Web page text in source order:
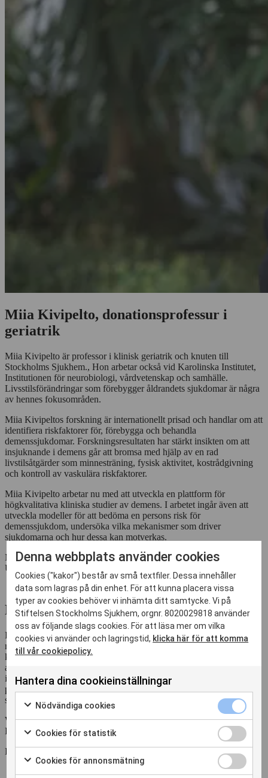
Miia Kivipelto, donationsprofessur i
geriatrik
Miia Kivipelto är professor i klinisk geriatrik och knuten till
Stockholms Sjukhem., Hon arbetar också vid Karolinska Institutet,
Institutionen för neurobiologi, vårdvetenskap och samhälle.
Livsstilsförändringar som förebygger åldrandets sjukdomar är några
av hennes fokusområden.
Miia Kivipeltos forskning är internationellt prisad och handlar om att
identifiera riskfaktorer för, förebygga och behandla
demenssjukdomar. Forskningsresultaten har stärkt insikten om att
insjuknande i demens går att bromsa med hjälp av en rad
livstilsåtgärder som minnesträning, fysisk aktivitet, kostrådgivning
och kontroll av vaskulära riskfaktorer.
Miia Kivipelto arbetar nu med att utveckla en plattform för
högkvalitativa kliniska studier av demens. I arbetet ingår även att
utveckla modeller för att bedöma en persons risk för
demenssjukdom, undersöka vilka mekanismer som driver
sjukdomarna och hur dessa kan motverkas.
Miia Kivipelto är även FoU-chef för Tema Åldrande på Karolinska
Universitetssjukhuset.
FINGERS
Regeringen har beslutat under 2026 om en satsning på drygt 58
miljoner kronor för att stärka kvaliteten i demensvården, öka
kunskapen om demenssjukdomar och utveckla det förebyggande
arbetet för hjärnhälsa. En central del i satsningen är att sprida och
implementera den evidensbaserade FINGER-modellen, som bygger
på forskning om hur livsstilsfaktorer kan minska risken för kognitiv
svikt.
Webbredaktör: Mariana Lind
Dela sidan
Dela sidan
Denna webbplats använder cookies
Cookies ("kakor") består av små textfiler. Dessa innehåller
data som lagras på din enhet. För att kunna placera vissa
typer av cookies behöver vi inhämta ditt samtycke. Vi på
Stiftelsen Stockholms Sjukhem, orgnr. 8020029818 använder
oss av följande slags cookies. För att läsa mer om vilka
cookies vi använder och lagringstid, klicka här för att komma
till vår cookiepolicy.
Hantera dina cookieinställningar
Nödvändiga cookies
Markera
för
samtycka
till
användning
Nödvändiga
cookies
kryssruta
Cookies för statistik
Markera
för
Cookies
för
statistik
kryssruta
Cookies för annonsmätning
Markera
Cookies
för